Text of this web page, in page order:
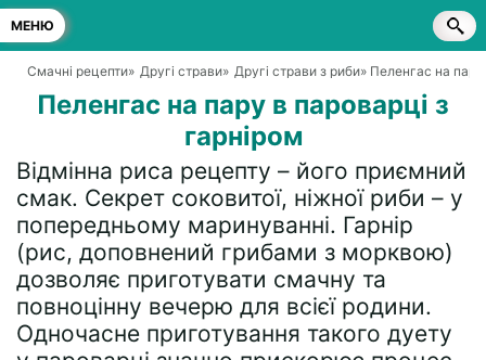
МЕНЮ
Смачні рецепти» Другі страви» Другі страви з риби» Пеленгас на
Пеленгас на пару в пароварці з
гарніром
Відмінна риса рецепту – його приємний
смак. Секрет соковитої, ніжної риби – у
попередньому маринуванні. Гарнір
(рис, доповнений грибами з морквою)
дозволяє приготувати смачну та
повноцінну вечерю для всієї родини.
Одночасне приготування такого дуету